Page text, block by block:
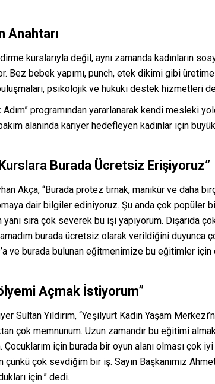
Anahtarı
kurslarıyla değil, aynı zamanda kadınların
Bez bebek yapımı, punch, etek dikimi gibi üretime
psikolojik ve hukuki destek hizmetleri
programından yararlanarak kendi mesleki
alanında kariyer hedefleyen kadınlar için
Burada Ücretsiz Erişiyoruz”
Akça, “Burada protez tırnak, manikür ve daha
dair bilgiler ediniyoruz. Şu anda çok popüler
sıra çok severek bu işi yapıyorum. Dışarıda
burada ücretsiz olarak verildiğini duyunca
ve burada bulunan eğitmenimize bu eğitimler
Açmak İstiyorum”
Yıldırım, “Yeşilyurt Kadın Yaşam
çok memnunum. Uzun zamandır bu eğitimi
için burada bir oyun alanı olması çok
çok sevdiğim bir iş. Sayın Başkanımız
için.” dedi.